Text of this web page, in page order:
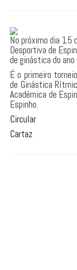
TRAMPOLINS
TEAMGYM
GPT
PARKOUR
No próximo dia 15
Desportiva de
de ginástica do
É o primeiro
de Ginástica
Académica de
Espinho.
Circular
Cartaz